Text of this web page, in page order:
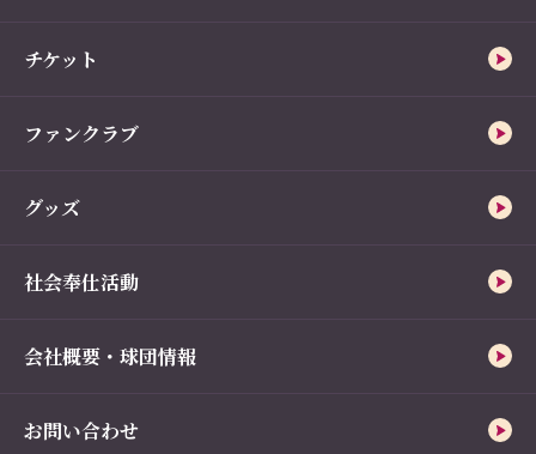
チケット
ファンクラブ
グッズ
社会奉仕活動
会社概要・球団情報
お問い合わせ